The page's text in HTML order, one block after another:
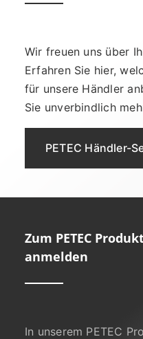
Wir freuen uns über
Erfahren Sie hier,
für unsere Händler
Sie unverbindlich
PETEC Händler-
Zum PETEC
anmelden
In unserem PETEC